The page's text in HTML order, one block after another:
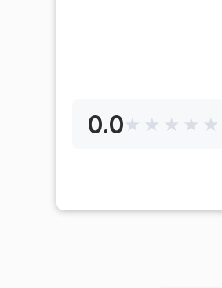
0.0★ ★ ★ ★ ★